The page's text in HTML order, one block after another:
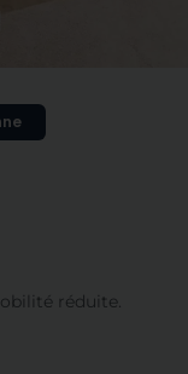
réduite.